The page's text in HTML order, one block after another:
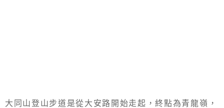
大同山登山步道是從大安路開始走起，終點為青龍嶺，